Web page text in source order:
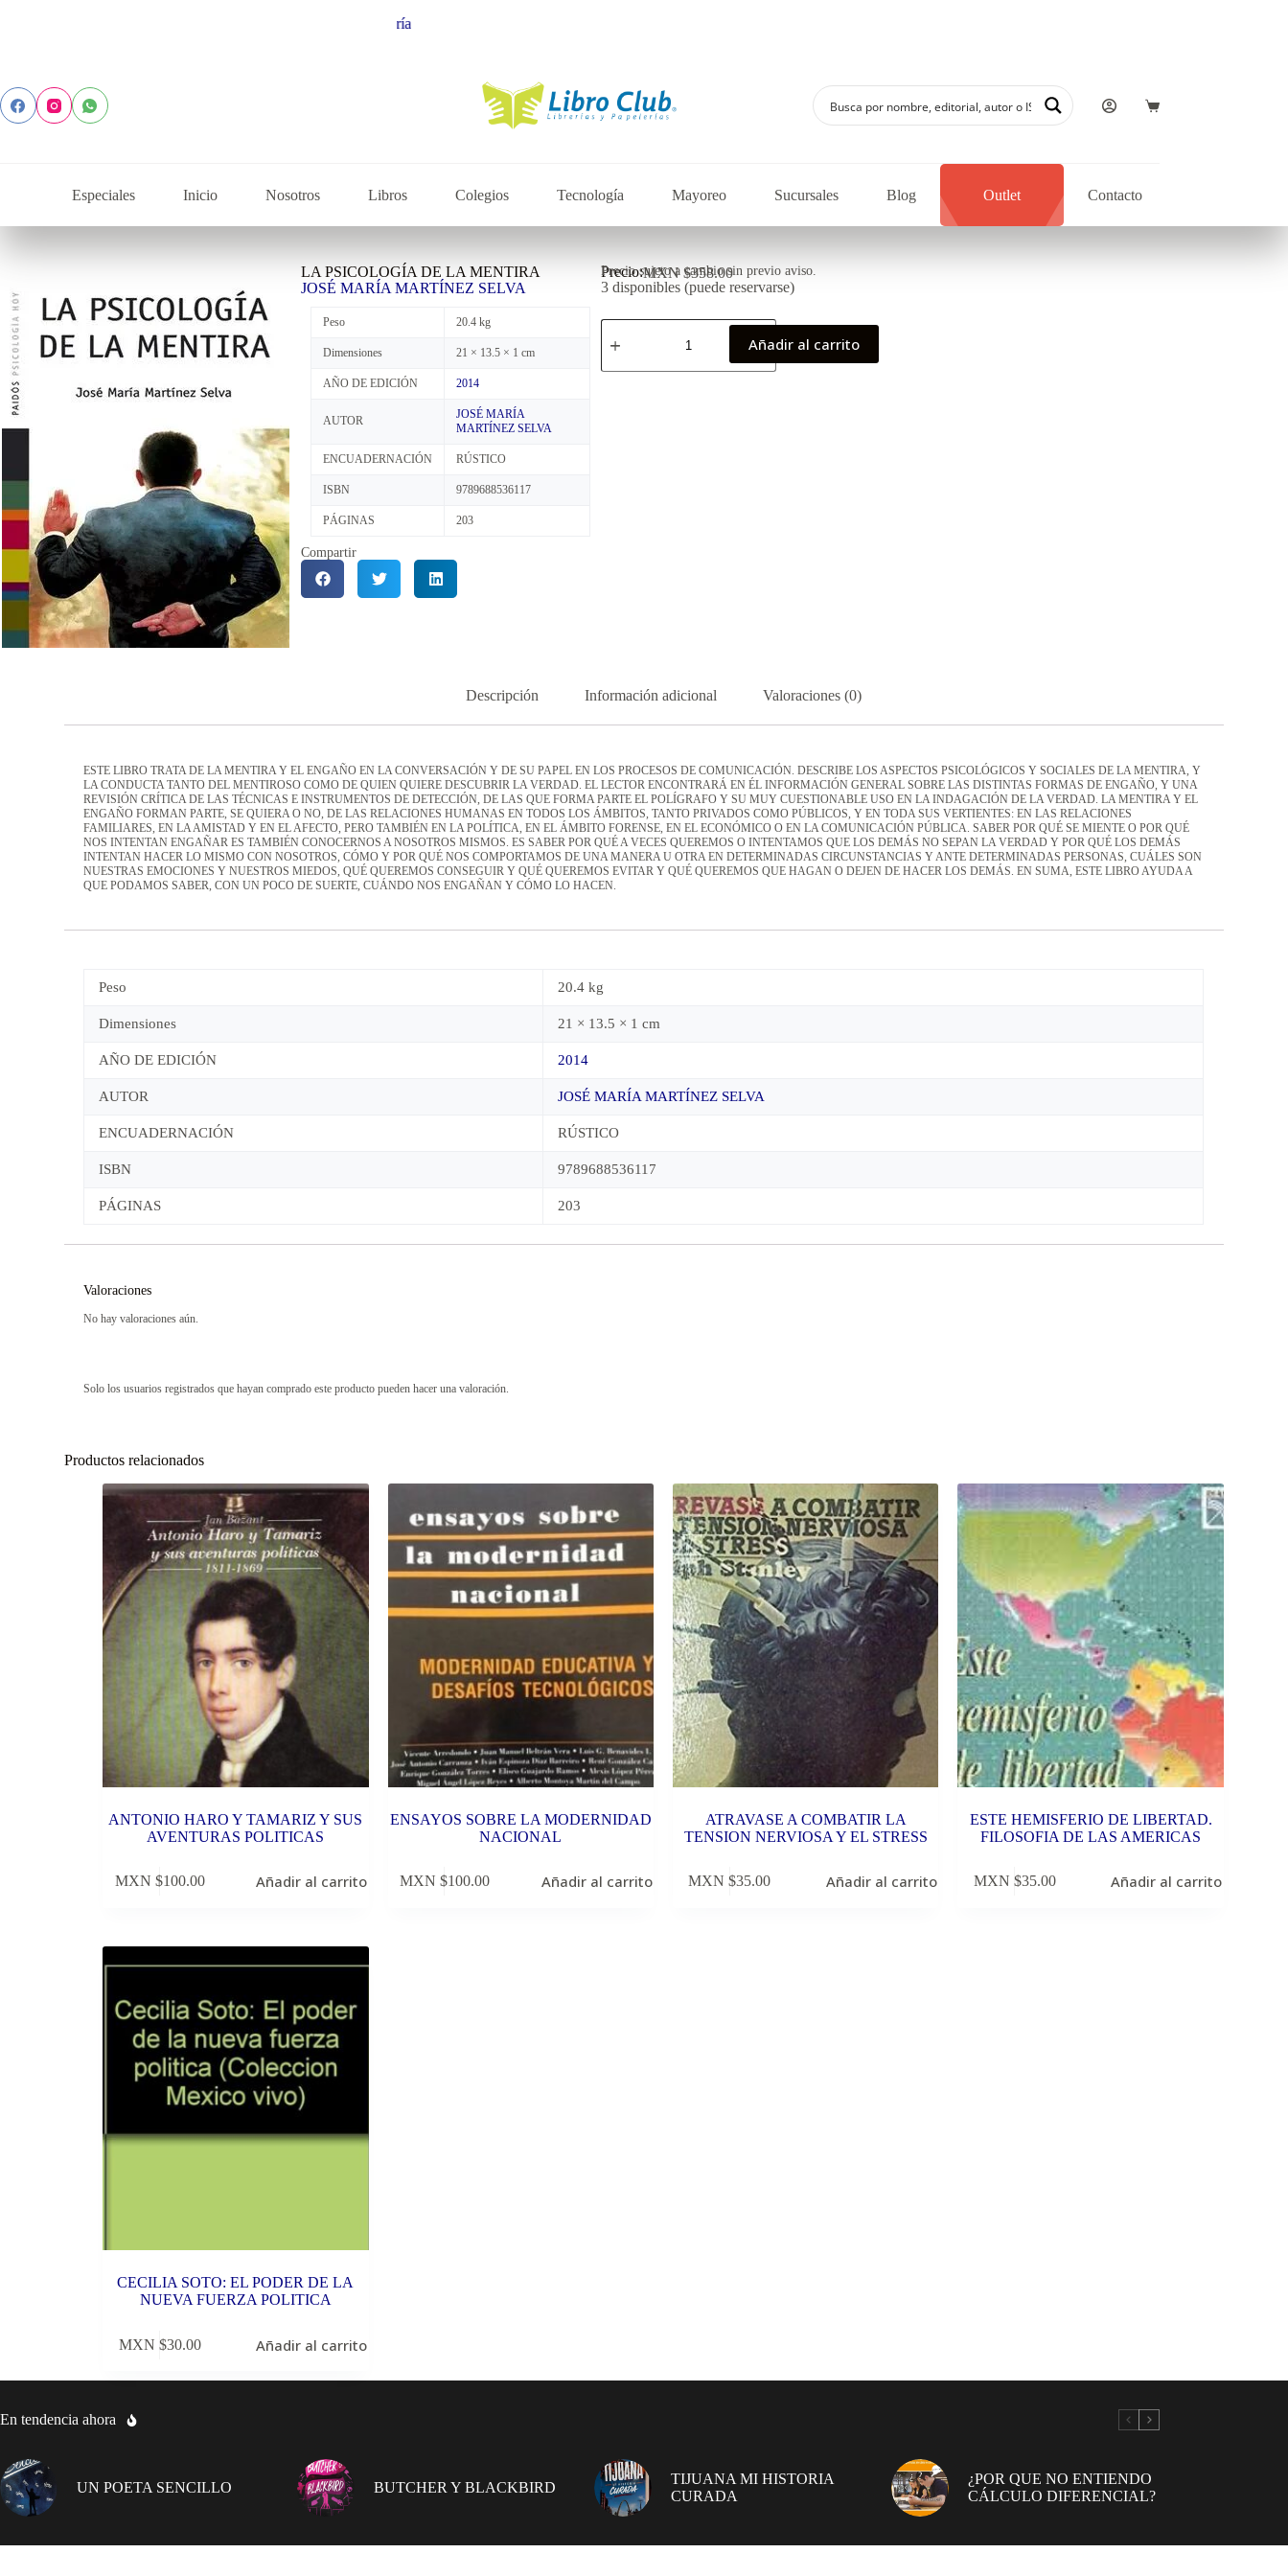
Especiales Inicio Nosotros Libros Colegios Tecnología Mayoreo Sucursales Blog Outlet Contacto
LA PSICOLOGÍA DE LA MENTIRA
JOSÉ MARÍA MARTÍNEZ SELVA
Peso 20.4 kg
Dimensiones 21 × 13.5 × 1 cm
AÑO DE EDICIÓN 2014
AUTOR
JOSÉ MARÍA
MARTÍNEZ SELVA
ENCUADERNACIÓN RÚSTICO
ISBN 9789688536117
PÁGINAS 203
Compartir
Precio:MXN $358.00
Precio sujeto a cambio sin previo aviso.
3 disponibles (puede reservarse)
Añadir al carrito
Descripción Información adicional Valoraciones (0)
ESTE LIBRO TRATA DE LA MENTIRA Y EL ENGAÑO EN LA CONVERSACIÓN Y DE SU PAPEL EN LOS PROCESOS DE COMUNICACIÓN. DESCRIBE LOS ASPECTOS PSICOLÓGICOS Y SOCIALES DE LA MENTIRA, Y
LA CONDUCTA TANTO DEL MENTIROSO COMO DE QUIEN QUIERE DESCUBRIR LA VERDAD. EL LECTOR ENCONTRARÁ EN ÉL INFORMACIÓN GENERAL SOBRE LAS DISTINTAS FORMAS DE ENGAÑO, Y UNA
REVISIÓN CRÍTICA DE LAS TÉCNICAS E INSTRUMENTOS DE DETECCIÓN, DE LAS QUE FORMA PARTE EL POLÍGRAFO Y SU MUY CUESTIONABLE USO EN LA INDAGACIÓN DE LA VERDAD. LA MENTIRA Y EL
ENGAÑO FORMAN PARTE, SE QUIERA O NO, DE LAS RELACIONES HUMANAS EN TODOS LOS ÁMBITOS, TANTO PRIVADOS COMO PÚBLICOS, Y EN TODA SUS VERTIENTES: EN LAS RELACIONES
FAMILIARES, EN LA AMISTAD Y EN EL AFECTO, PERO TAMBIÉN EN LA POLÍTICA, EN EL ÁMBITO FORENSE, EN EL ECONÓMICO O EN LA COMUNICACIÓN PÚBLICA. SABER POR QUÉ SE MIENTE O POR QUÉ
NOS INTENTAN ENGAÑAR ES TAMBIÉN CONOCERNOS A NOSOTROS MISMOS. ES SABER POR QUÉ A VECES QUEREMOS O INTENTAMOS QUE LOS DEMÁS NO SEPAN LA VERDAD Y POR QUÉ LOS DEMÁS
INTENTAN HACER LO MISMO CON NOSOTROS, CÓMO Y POR QUÉ NOS COMPORTAMOS DE UNA MANERA U OTRA EN DETERMINADAS CIRCUNSTANCIAS Y ANTE DETERMINADAS PERSONAS, CUÁLES SON
NUESTRAS EMOCIONES Y NUESTROS MIEDOS, QUÉ QUEREMOS CONSEGUIR Y QUÉ QUEREMOS EVITAR Y QUÉ QUEREMOS QUE HAGAN O DEJEN DE HACER LOS DEMÁS. EN SUMA, ESTE LIBRO AYUDA A
QUE PODAMOS SABER, CON UN POCO DE SUERTE, CUÁNDO NOS ENGAÑAN Y CÓMO LO HACEN.
Peso 20.4 kg
Dimensiones 21 × 13.5 × 1 cm
AÑO DE EDICIÓN 2014
AUTOR JOSÉ MARÍA MARTÍNEZ SELVA
ENCUADERNACIÓN RÚSTICO
ISBN 9789688536117
PÁGINAS 203
Valoraciones
No hay valoraciones aún.
Solo los usuarios registrados que hayan comprado este producto pueden hacer una valoración.
Productos relacionados
ANTONIO HARO Y TAMARIZ Y SUS
AVENTURAS POLITICAS
MXN $100.00 Añadir al carrito
ENSAYOS SOBRE LA MODERNIDAD
NACIONAL
MXN $100.00 Añadir al carrito
ATRAVASE A COMBATIR LA
TENSION NERVIOSA Y EL STRESS
MXN $35.00 Añadir al carrito
ESTE HEMISFERIO DE LIBERTAD.
FILOSOFIA DE LAS AMERICAS
MXN $35.00 Añadir al carrito
CECILIA SOTO: EL PODER DE LA
NUEVA FUERZA POLITICA
MXN $30.00 Añadir al carrito
En tendencia ahora
UN POETA SENCILLO BUTCHER Y BLACKBIRD
TIJUANA MI HISTORIA
CURADA
¿POR QUE NO ENTIENDO
CÁLCULO DIFERENCIAL?